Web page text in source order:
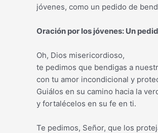
jóvenes, como un pedido de
Oración por los jóvenes: Un
Oh, Dios misericordioso,
te pedimos que bendigas a
con tu amor incondicional y
Guiálos en su camino hacia la
y fortalécelos en su fe en ti.
Te pedimos, Señor, que los